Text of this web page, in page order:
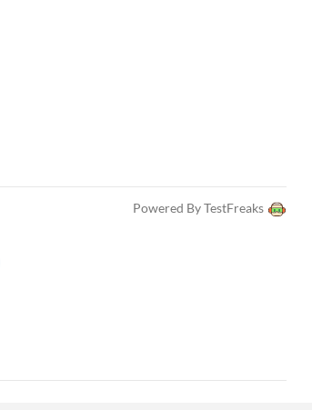
Powered By TestFreaks